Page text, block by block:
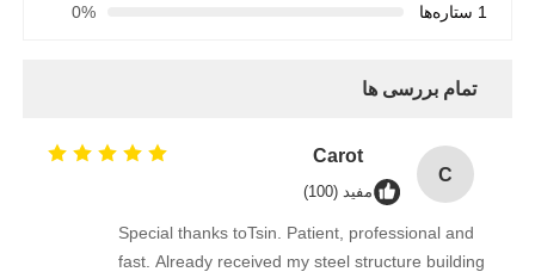
1 ستاره‌ها
0%
تمام بررسی ها
C
Carot
مفید (100)
Special thanks toTsin. Patient, professional and
fast. Already received my steel structure building